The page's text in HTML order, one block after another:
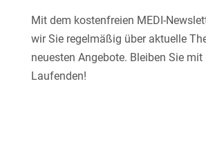
Mit dem kostenfreien MEDI-
wir Sie regelmäßig über aktuelle
neuesten Angebote. Bleiben Sie
Laufenden!